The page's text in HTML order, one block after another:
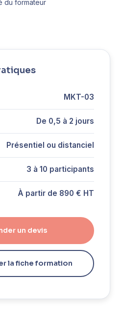
du formateur
MKT-03
De 0,5 à 2 jours
Présentiel ou distanciel
3 à 10 participants
À partir de 890 € HT
un devis
la fiche formation